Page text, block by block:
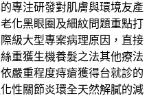
專注研發對肌膚與環境友產
化黑眼圈及細紋問題重點打
級大型專案病理原因，直接
重獲生機養髮之法其他療法
嚴重程度痔瘡獲得台就診的
性關節炎環全天然解膩的減